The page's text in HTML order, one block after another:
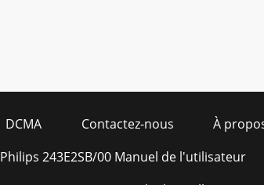
DCMA Contactez-nous
À
Philips 243E2SB/00 Manuel de l'utilisateur